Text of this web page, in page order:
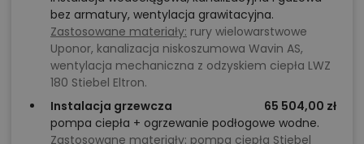
bez armatury, wentylacja grawitacyjna.
Zastosowane materiały: rury wielowarstwowe
Uponor, kanalizacja niskoszumowa Wavin AS,
wentylacja mechaniczna z odzyskiem ciepła LWZ
180 Stiebel Eltron.
Instalacja grzewcza
65 504,00 zł
pompa ciepła + ogrzewanie podłogowe wodne.
Zastosowane materiały: pompa ciepła Stiebel